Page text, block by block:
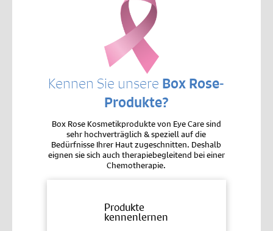
Kennen Sie unsere Box Rose-
Produkte?
Box Rose Kosmetikprodukte von Eye Care sind
sehr hochverträglich & speziell auf die
Bedürfnisse Ihrer Haut zugeschnitten. Deshalb
eignen sie sich auch therapiebegleitend bei einer
Chemotherapie.
Produkte
kennenlernen